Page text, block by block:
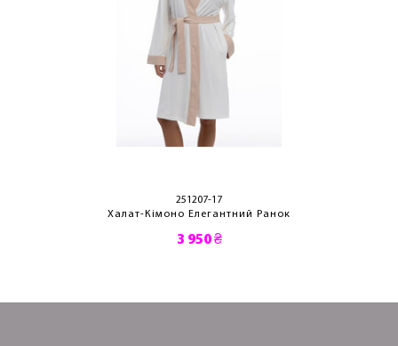
251207-17
Халат-Кімоно Елегантний Ранок
3 950 ₴